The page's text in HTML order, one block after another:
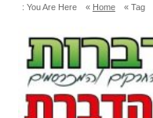
You Are Here : Home
» Tag »